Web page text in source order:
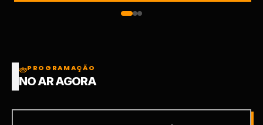
PROGRAMAÇÃO
NO AR AGORA